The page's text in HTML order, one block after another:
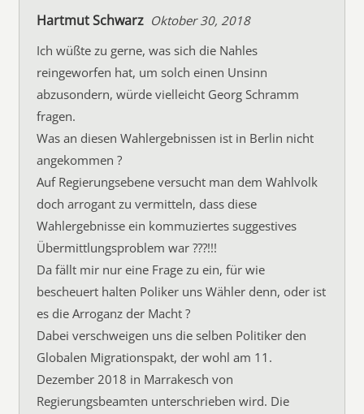
Hartmut Schwarz Oktober 30, 2018
Ich wüßte zu gerne, was sich die Nahles
reingeworfen hat, um solch einen Unsinn
abzusondern, würde vielleicht Georg Schramm
fragen.
Was an diesen Wahlergebnissen ist in Berlin nicht
angekommen ?
Auf Regierungsebene versucht man dem Wahlvolk
doch arrogant zu vermitteln, dass diese
Wahlergebnisse ein kommuziertes suggestives
Übermittlungsproblem war ???!!!
Da fällt mir nur eine Frage zu ein, für wie
bescheuert halten Poliker uns Wähler denn, oder ist
es die Arroganz der Macht ?
Dabei verschweigen uns die selben Politiker den
Globalen Migrationspakt, der wohl am 11.
Dezember 2018 in Marrakesch von
Regierungsbeamten unterschrieben wird. Die